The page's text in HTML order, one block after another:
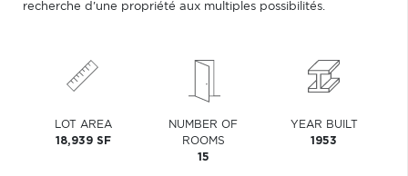
recherche d'une propriété aux multiples possibilités.
LOT AREA
18,939 SF
NUMBER OF
ROOMS
15
YEAR BUILT
1953